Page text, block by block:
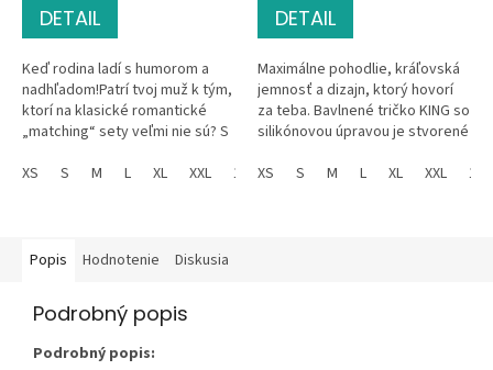
DETAIL
Keď rodina ladí s humorom a
nadhľadom!Patrí tvoj muž k tým,
ktorí na klasické romantické
„matching“ sety veľmi nie sú? S
Tričko „I don’t do matching...
XS S M L XL XXL 134 146 152
DETAIL
Maximálne pohodlie, kráľovská
jemnosť a dizajn, ktorý hovorí
za teba. Bavlnené tričko KING so
silikónovou úpravou je stvorené
a pre...
XS S M L XL XXL 134
Popis Hodnotenie Diskusia
Podrobný popis
Podrobný popis: